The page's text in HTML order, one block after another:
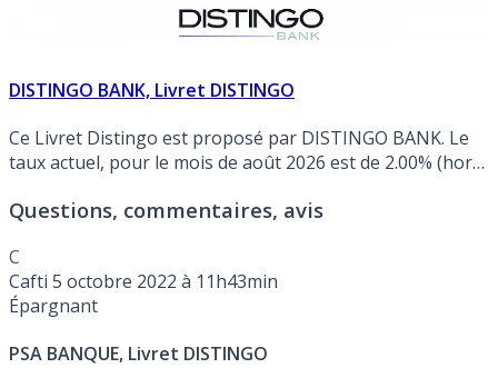
DISTINGO BANK, Livret DISTINGO
Ce Livret Distingo est proposé par DISTINGO BANK. Le
taux actuel, pour le mois de août 2026 est de 2.00% (hors
Questions, commentaires, avis
C
Cafti 5 octobre 2022 à 11h43min
Épargnant
PSA BANQUE, Livret DISTINGO